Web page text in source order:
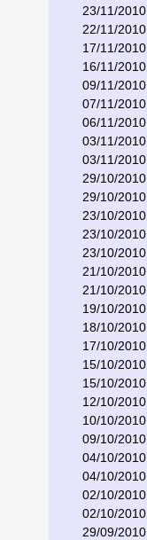
23/11/2010
22/11/2010
17/11/2010
16/11/2010
09/11/2010
07/11/2010
06/11/2010
03/11/2010
03/11/2010
29/10/2010
29/10/2010
23/10/2010
23/10/2010
23/10/2010
21/10/2010
21/10/2010
19/10/2010
18/10/2010
17/10/2010
15/10/2010
15/10/2010
12/10/2010
10/10/2010
09/10/2010
04/10/2010
04/10/2010
02/10/2010
02/10/2010
29/09/2010